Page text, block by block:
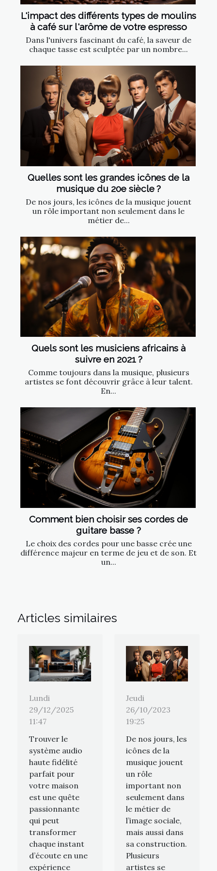
L'impact des différents types de moulins
à café sur l'arôme de votre espresso
Dans l'univers fascinant du café, la saveur de
chaque tasse est sculptée par un nombre...
Quelles sont les grandes icônes de la
musique du 20e siècle ?
De nos jours, les icônes de la musique jouent
un rôle important non seulement dans le
métier de...
Quels sont les musiciens africains à
suivre en 2021 ?
Comme toujours dans la musique, plusieurs
artistes se font découvrir grâce à leur talent.
En...
Comment bien choisir ses cordes de
guitare basse ?
Le choix des cordes pour une basse crée une
différence majeur en terme de jeu et de son. Et
un...
Articles similaires
Lundi
29/12/2025
11:47
Trouver le
système audio
haute fidélité
parfait pour
votre maison
est une quête
passionnante
qui peut
transformer
chaque instant
d’écoute en une
expérience
Jeudi
26/10/2023
19:25
De nos jours, les
icônes de la
musique jouent
un rôle
important non
seulement dans
le métier de
l’image sociale,
mais aussi dans
sa construction.
Plusieurs
artistes se